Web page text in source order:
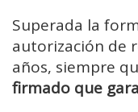
Superada la
autorización de
años, siempre
firmado que